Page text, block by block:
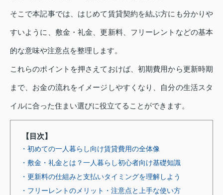
そこで本記事では、はじめて賃貸契約を結ぶ方にも分かりや
すいように、敷金・礼金、更新料、フリーレントなどの基本
的な意味や注意点を整理します。
これらのポイントを押さえておけば、初期費用から更新時期
まで、お金の流れをイメージしやすくなり、自分の生活スタ
イルに合った住まい選びに役立てることができます。
【目次】
・初めての一人暮らし向け賃貸費用の全体像
・敷金・礼金とは？一人暮らし初心者向け基礎知識
・更新料の仕組みと支払いタイミングを理解しよう
・フリーレントのメリット・注意点と上手な使い方